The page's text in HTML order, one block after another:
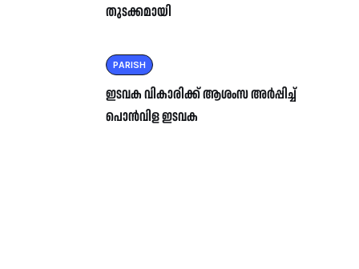
തുടക്കമായി
PARISH
ഇടവക വികാരിക്ക് ആശംസ അർപ്പിച്ച്
പൊൻവിള ഇടവക